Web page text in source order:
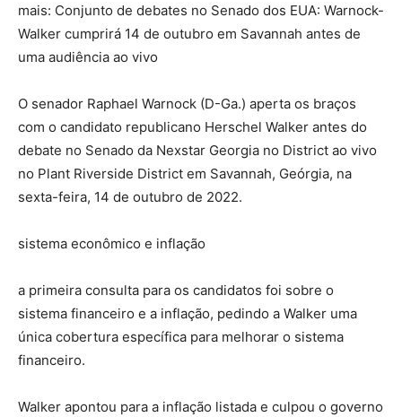
mais: Conjunto de debates no Senado dos EUA: Warnock-
Walker cumprirá 14 de outubro em Savannah antes de
uma audiência ao vivo
O senador Raphael Warnock (D-Ga.) aperta os braços
com o candidato republicano Herschel Walker antes do
debate no Senado da Nexstar Georgia no District ao vivo
no Plant Riverside District em Savannah, Geórgia, na
sexta-feira, 14 de outubro de 2022.
sistema econômico e inflação
a primeira consulta para os candidatos foi sobre o
sistema financeiro e a inflação, pedindo a Walker uma
única cobertura específica para melhorar o sistema
financeiro.
Walker apontou para a inflação listada e culpou o governo